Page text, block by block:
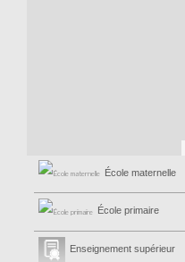
École maternelle
École primaire
Enseignement supérieur